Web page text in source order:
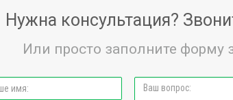
Нужна консультация?
Или просто заполните